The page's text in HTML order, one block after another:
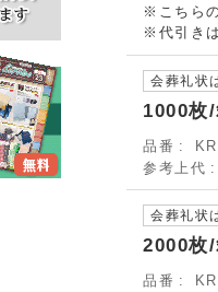
※こちら
※代引き
会葬礼状
1000枚
品番
参考上代
会葬礼状
2000枚
品番